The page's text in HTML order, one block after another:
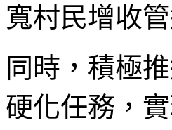
寬村民增收管
同時，積極
硬化任務，